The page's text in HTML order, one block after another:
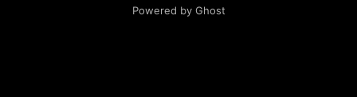
Powered by Ghost